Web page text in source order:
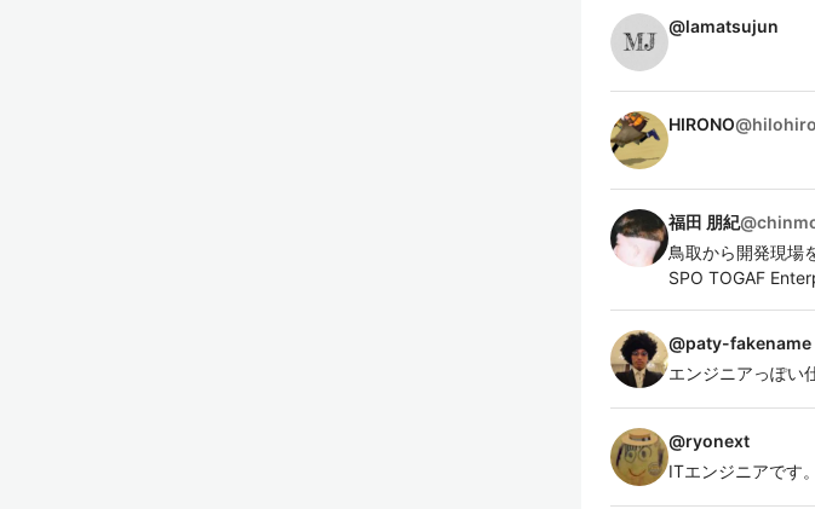
@lamatsujun
HIRONO@hilohiro
福田 朋紀@
鳥取から開発現場
SPO TOGAF
@paty-fakename
エンジニアっぽい
@ryonext
ITエンジニアです